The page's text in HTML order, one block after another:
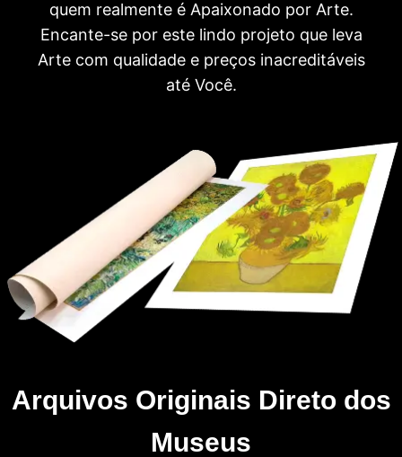
quem realmente é Apaixonado por Arte.
Encante-se por este lindo projeto que leva
Arte com qualidade e preços inacreditáveis
até Você.
Arquivos Originais Direto dos
Museus